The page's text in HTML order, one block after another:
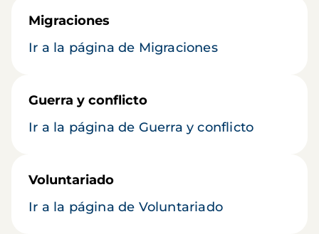
Migraciones
Ir a la página de Migraciones
Guerra y conflicto
Ir a la página de Guerra y conflicto
Voluntariado
Ir a la página de Voluntariado